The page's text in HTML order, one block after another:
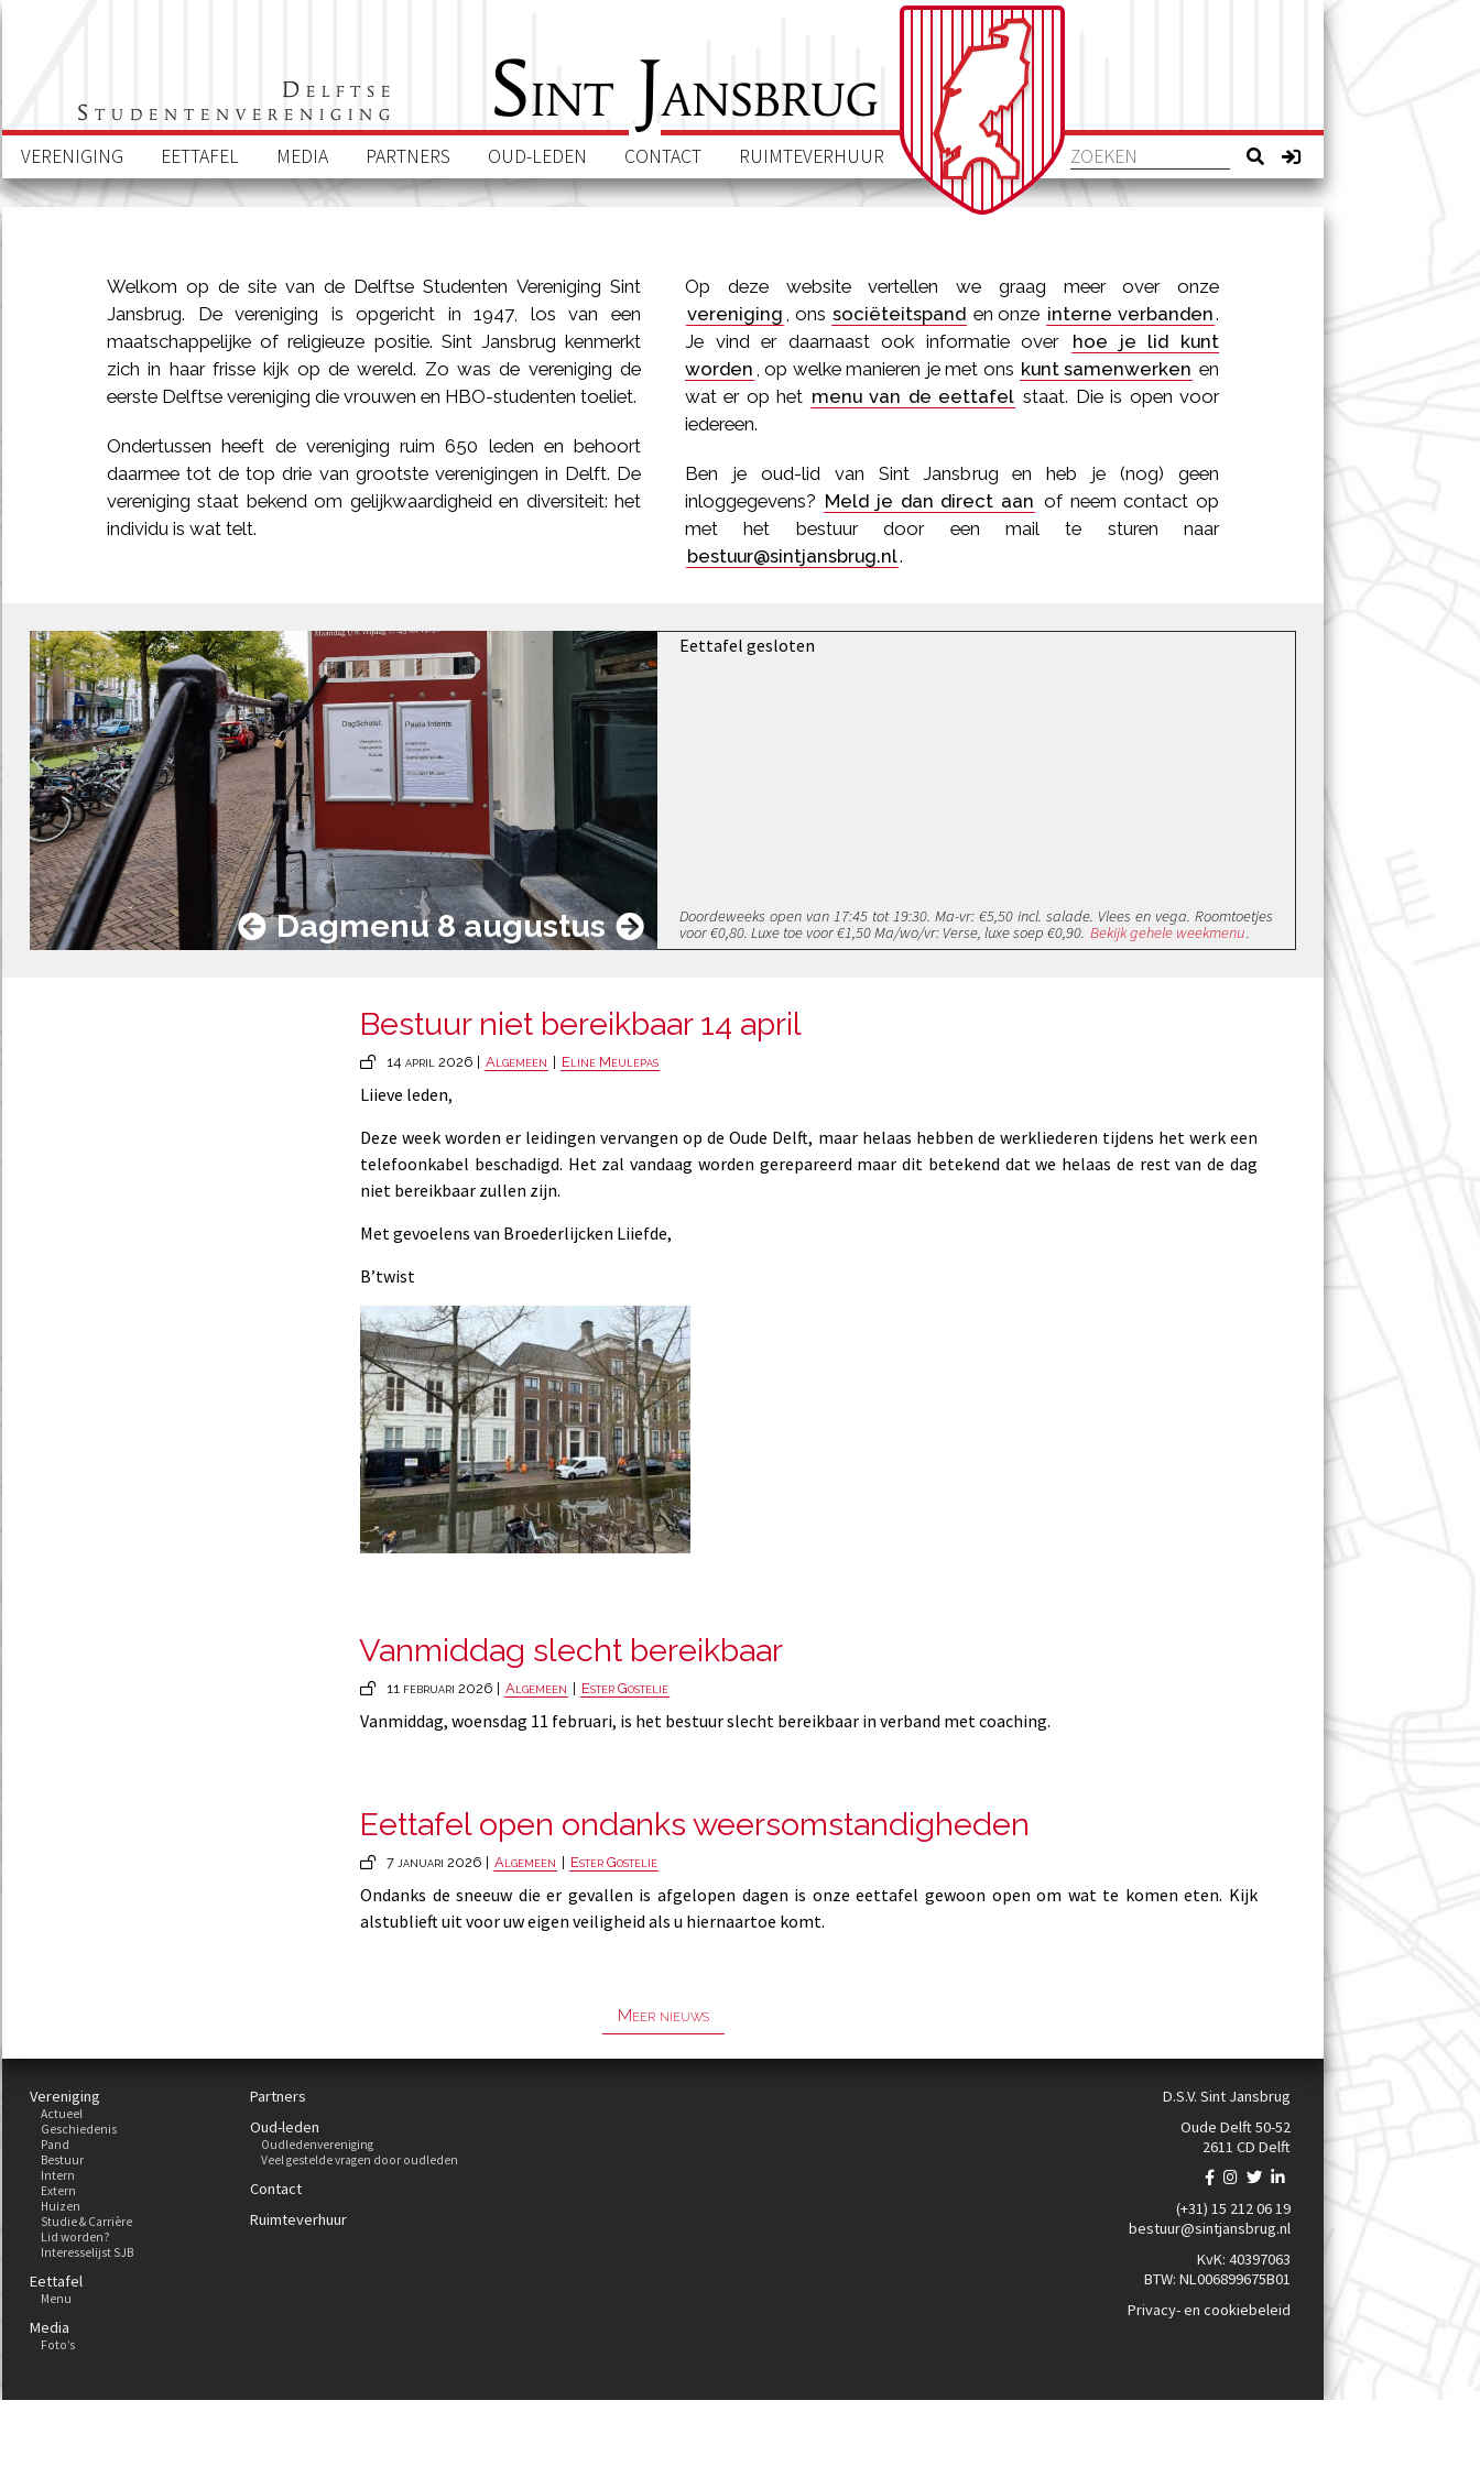
Delftse
Studentenvereniging
Sint Jansbrug
VERENIGING EETTAFEL MEDIA PARTNERS OUD-LEDEN CONTACT RUIMTEVERHUUR
Welkom op de site van de Delftse Studenten Vereniging Sint
Jansbrug. De vereniging is opgericht in 1947, los van een
maatschappelijke of religieuze positie. Sint Jansbrug kenmerkt
zich in haar frisse kijk op de wereld. Zo was de vereniging de
eerste Delftse vereniging die vrouwen en HBO-studenten toeliet.
Ondertussen heeft de vereniging ruim 650 leden en behoort
daarmee tot de top drie van grootste verenigingen in Delft. De
vereniging staat bekend om gelijkwaardigheid en diversiteit: het
individu is wat telt.
Op deze website vertellen we graag meer over onze
vereniging , ons sociëteitspand en onze interne verbanden.
Je vind er daarnaast ook informatie over
hoe je lid kunt
worden , op welke manieren je met ons kunt samenwerken en
wat er op het menu van de eettafel staat. Die is open voor
iedereen.
Ben je oud-lid van Sint Jansbrug en heb je (nog) geen
inloggegevens? Meld je dan direct aan of neem contact op
met het bestuur door een mail te sturen naar
bestuur@sintjansbrug.nl.
Dagmenu 8 augustus
Eettafel gesloten
Doordeweeks open van 17:45 tot 19:30. Ma-vr: €5,50 incl. salade. Vlees en vega. Roomtoetjes
voor €0,80. Luxe toe voor €1,50 Ma/wo/vr: Verse, luxe soep €0,90. Bekijk gehele weekmenu.
Bestuur niet bereikbaar 14 april
14 april 2026 | Algemeen Eline Meulepas
Liieve leden,
Deze week worden er leidingen vervangen op de Oude Delft, maar helaas hebben de werkliederen tijdens het werk een
telefoonkabel beschadigd. Het zal vandaag worden gerepareerd maar dit betekend dat we helaas de rest van de dag
niet bereikbaar zullen zijn.
Met gevoelens van Broederlijcken Liiefde,
B’twist
Vanmiddag slecht bereikbaar
11 februari 2026 | Algemeen Ester Gostelie
Vanmiddag, woensdag 11 februari, is het bestuur slecht bereikbaar in verband met coaching.
Eettafel open ondanks weersomstandigheden
7 januari 2026 | Algemeen Ester Gostelie
Ondanks de sneeuw die er gevallen is afgelopen dagen is onze eettafel gewoon open om wat te komen eten. Kijk
alstublieft uit voor uw eigen veiligheid als u hiernaartoe komt.
Meer nieuws
Vereniging
Actueel
Geschiedenis
Pand
Bestuur
Intern
Extern
Huizen
Studie & Carrière
Lid worden?
Interesselijst SJB
Eettafel
Menu
Media
Foto’s
Partners
Oud-leden
Oudledenvereniging
Veel gestelde vragen door oudleden
Contact
Ruimteverhuur
D.S.V. Sint Jansbrug
Oude Delft 50-52
2611 CD Delft
(+31) 15 212 06 19
bestuur@sintjansbrug.nl
KvK: 40397063
BTW: NL006899675B01
Privacy- en cookiebeleid